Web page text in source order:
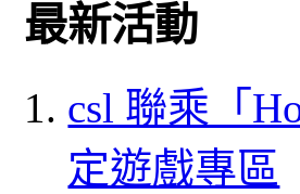
最新活動
csl 聯乘「
定遊戲專區